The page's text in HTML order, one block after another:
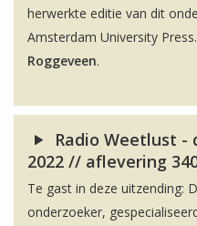
herwerkte editie van dit
Amsterdam University
Roggeveen.
Radio Weetlust -
2022 // aflevering
Te gast in deze uitzending:
onderzoeker,